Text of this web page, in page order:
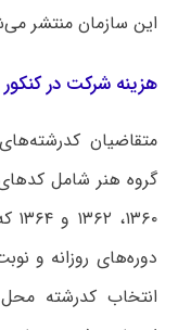
این سازمان منتشر
هزینه شرکت در کنکور
متقاضیان
دوره‌های روزانه و
انتخاب کدرشته